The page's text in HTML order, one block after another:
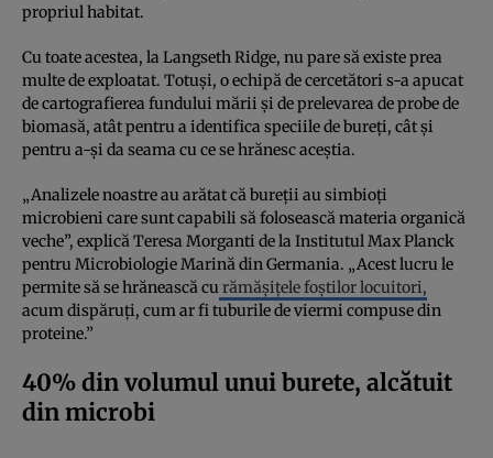
propriul habitat.
Cu toate acestea, la Langseth Ridge, nu pare să existe prea
multe de exploatat. Totuși, o echipă de cercetători s-a apucat
de cartografierea fundului mării și de prelevarea de probe de
biomasă, atât pentru a identifica speciile de bureți, cât și
pentru a-și da seama cu ce se hrănesc aceștia.
„Analizele noastre au arătat că bureții au simbioți
microbieni care sunt capabili să folosească materia organică
veche”, explică Teresa Morganti de la Institutul Max Planck
pentru Microbiologie Marină din Germania. „Acest lucru le
permite să se hrănească cu rămășițele foștilor locuitori,
acum dispăruți, cum ar fi tuburile de viermi compuse din
proteine.”
40% din volumul unui burete, alcătuit
din microbi